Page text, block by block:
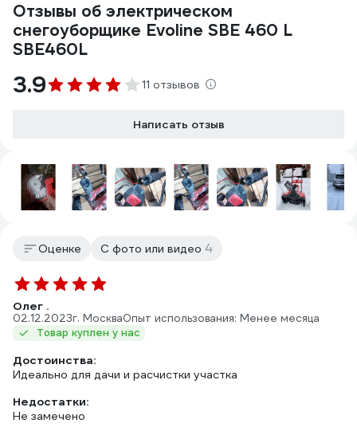
Отзывы об электрическом
снегоуборщике Evoline SBE 460 L
SBE460L
3.9 11 отзывов
Написать отзыв
Оценке С фото или видео 4
Олег .
02.12.2023г. МоскваОпыт использования: Менее месяца
Товар куплен у нас
Достоинства:
Идеально для дачи и расчистки участка
Недостатки:
Не замечено